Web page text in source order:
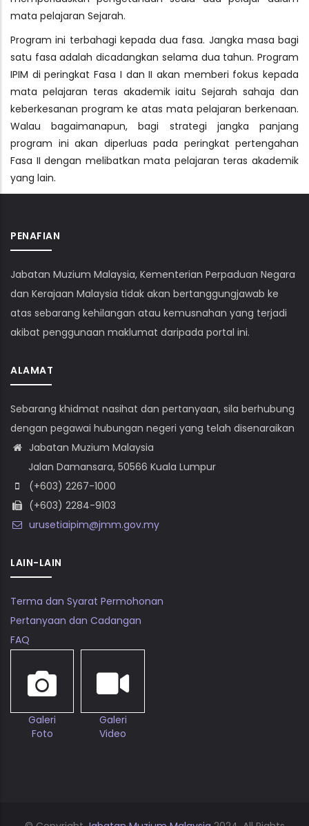
mata pelajaran Sejarah.
Program ini terbahagi kepada dua fasa. Jangka masa bagi
satu fasa adalah dicadangkan selama dua tahun. Program
IPIM di peringkat Fasa I dan II akan memberi fokus kepada
mata pelajaran teras akademik iaitu Sejarah sahaja dan
keberkesanan program ke atas mata pelajaran berkenaan.
Walau bagaimanapun, bagi strategi jangka panjang
program ini akan diperluas pada peringkat pertengahan
Fasa II dengan melibatkan mata pelajaran teras akademik
yang lain.
PENAFIAN
Jabatan Muzium Malaysia, Kementerian Perpaduan Negara
dan Kerajaan Malaysia tidak akan bertanggungjawab ke
atas sebarang kehilangan atau kemusnahan yang terjadi
akibat penggunaan maklumat daripada portal ini.
ALAMAT
Sebarang khidmat nasihat dan pertanyaan, sila berhubung
dengan pegawai hubungan negeri yang telah disenaraikan
Jabatan Muzium Malaysia
Jalan Damansara, 50566 Kuala Lumpur
(+603) 2267-1000
(+603) 2284-9103
urusetiaipim@jmm.gov.my
LAIN-LAIN
Terma dan Syarat Permohonan
Pertanyaan dan Cadangan
FAQ
Galeri
Foto
Galeri
Video